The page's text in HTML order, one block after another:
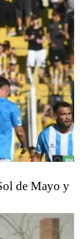
de Mayo y